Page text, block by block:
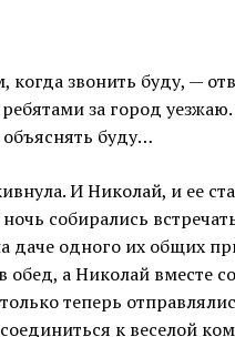
когда звонить буду, —
за город
буду…
И Николай, и ее
собирались
даче одного их общих
обед, а Николай вместе
теперь
к веселой